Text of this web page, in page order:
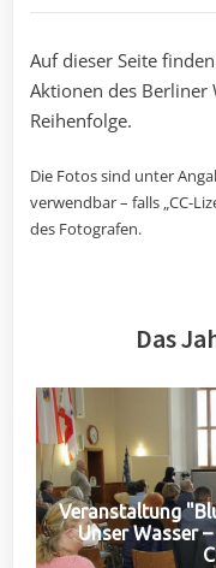
Auf dieser Seite
Aktionen des Berliner
Reihenfolge.
Die Fotos sind unter
verwendbar – falls „CC-
des Fotografen.
Das
Veranstaltung
Unser Wasser